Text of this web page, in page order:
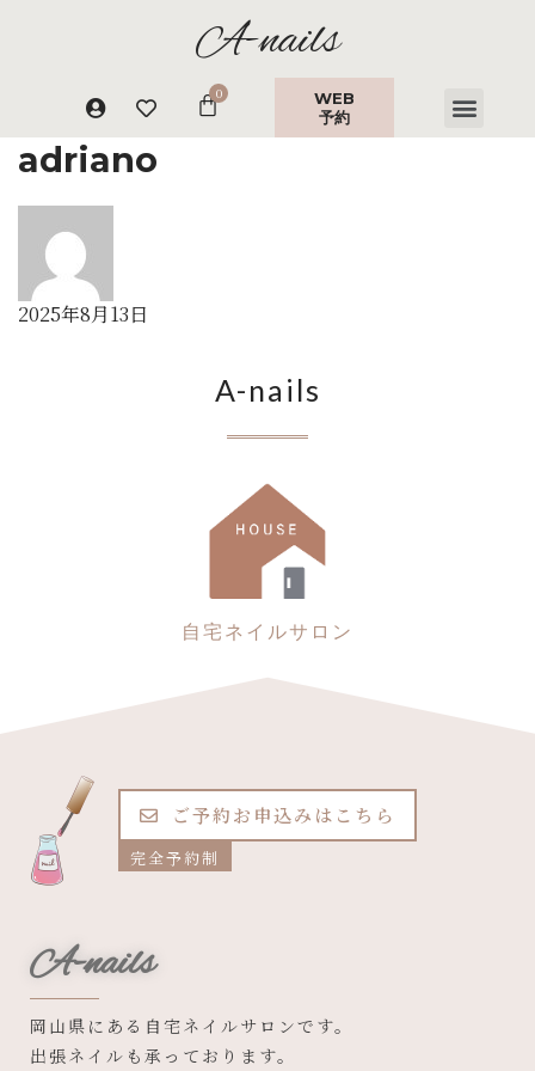
A-nails
WEB
予約
adriano
2025年8月13日
A-nails
自宅ネイルサロン
ご予約お申込みはこちら
完全予約制
A-nails
岡山県にある自宅ネイルサロンです。
出張ネイルも承っております。